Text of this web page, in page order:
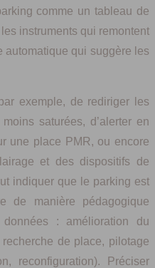
comme un tableau de
instruments qui remontent
automatique qui suggère les
exemple, de rediriger les
saturées, d’alerter en
une place PMR, ou encore
et des dispositifs de
indiquer que le parking est
de manière pédagogique
: amélioration du
de place, pilotage
reconfiguration). Préciser